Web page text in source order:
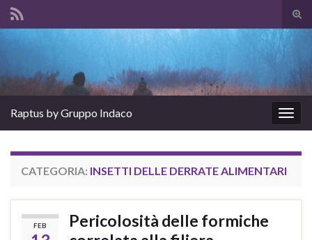
il
la
Raptus by Gruppo Indaco
CATEGORIA: INSETTI DELLE DERRATE ALIMENTARI
FEB
Pericolosità delle formiche